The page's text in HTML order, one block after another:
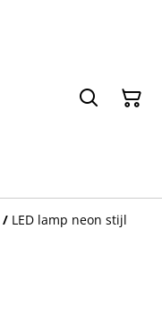
/ LED lamp neon stijl